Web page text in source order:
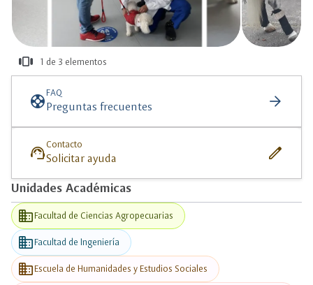
view_carousel
más
información
1 de 3 elementos
supportFAQ
Preguntas frecuentes arrow_forward
support_agent Contacto
Solicitar ayuda edit
Unidades Académicas
businessFacultad de Ciencias Agropecuarias
businessFacultad de Ingeniería
businessEscuela de Humanidades y Estudios Sociales